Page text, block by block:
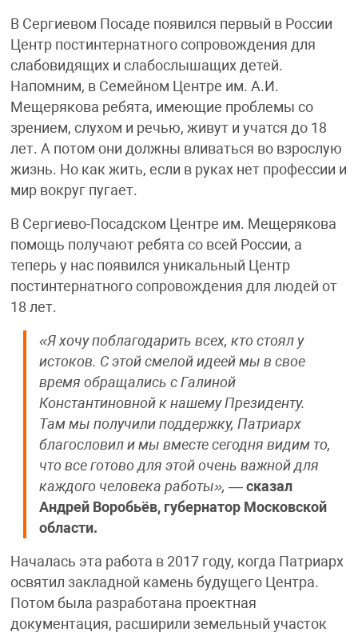
В Сергиевом Посаде появился первый в России
Центр постинтернатного сопровождения для
слабовидящих и слабослышащих детей.
Напомним, в Семейном Центре им. А.И.
Мещерякова ребята, имеющие проблемы со
зрением, слухом и речью, живут и учатся до 18
лет. А потом они должны вливаться во взрослую
жизнь. Но как жить, если в руках нет профессии и
мир вокруг пугает.
В Сергиево-Посадском Центре им. Мещерякова
помощь получают ребята со всей России, а
теперь у нас появился уникальный Центр
постинтернатного сопровождения для людей от
18 лет.
«Я хочу поблагодарить всех, кто стоял у
истоков. С этой смелой идеей мы в свое
время обращались с Галиной
Константиновной к нашему Президенту.
Там мы получили поддержку, Патриарх
благословил и мы вместе сегодня видим то,
что все готово для этой очень важной для
каждого человека работы», — сказал
Андрей Воробьёв, губернатор Московской
области.
Началась эта работа в 2017 году, когда Патриарх
освятил закладной камень будущего Центра.
Потом была разработана проектная
документация, расширили земельный участок